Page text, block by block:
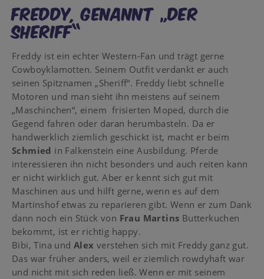
Freddy, genannt „der
Sheriff“
Freddy ist ein echter Western-Fan und trägt gerne
Cowboyklamotten. Seinem Outfit verdankt er auch
seinen Spitznamen „Sheriff“. Freddy liebt schnelle
Motoren und man sieht ihn meistens auf seinem
„Maschinchen“, einem frisierten Moped, durch die
Gegend fahren oder daran herumbasteln. Da er
handwerklich ziemlich geschickt ist, macht er beim
Schmied in Falkenstein eine Ausbildung. Pferde
interessieren ihn nicht besonders und auch reiten kann
er nicht wirklich gut. Aber er kennt sich gut mit
Maschinen aus und hilft gerne, wenn es auf dem
Martinshof etwas zu reparieren gibt. Wenn er zum Dank
dann noch ein Stück von Frau Martins Butterkuchen
bekommt, ist er richtig happy.
Bibi, Tina und Alex verstehen sich mit Freddy ganz gut.
Das war früher anders, weil er ziemlich rowdyhaft war
und nicht mit sich reden ließ. Wenn er mit seinem